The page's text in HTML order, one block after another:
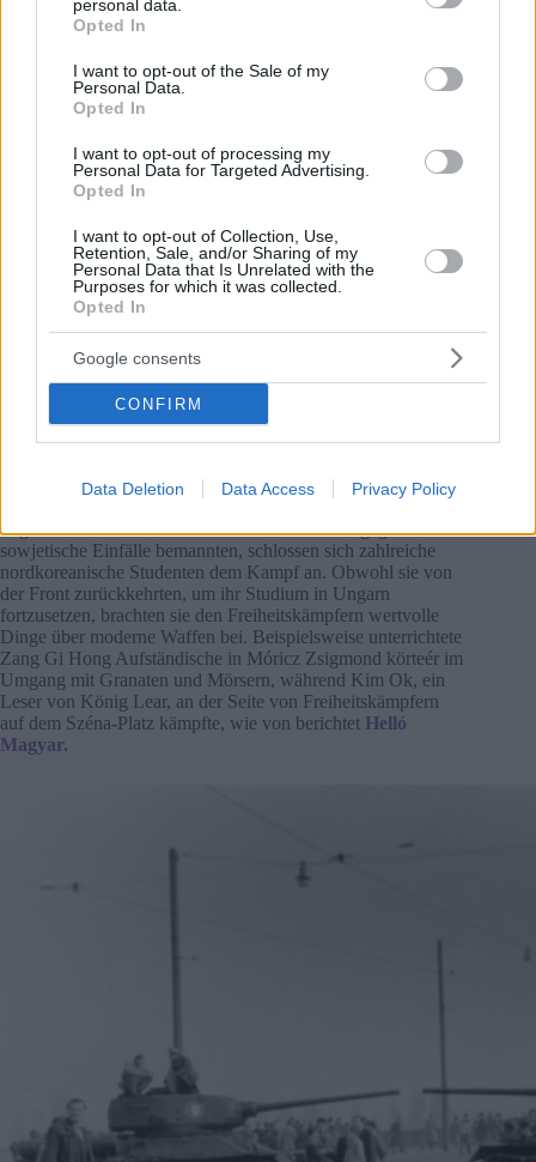
grant or deny consent to Google and its third-party tags to
use your data for below specified purposes in below Google
consent section.
personal data.
Opted In
I want to opt-out of the Sale of my
Personal Data.
Opted In
I want to opt-out of processing my
Personal Data for Targeted Advertising.
Opted In
I want to opt-out of Collection, Use,
Retention, Sale, and/or Sharing of my
Personal Data that Is Unrelated with the
Purposes for which it was collected.
Opted In
Google consents
CONFIRM
Data Deletion Data Access Privacy Policy
Im Laufe der Zeit beherrschten viele koreanische Studenten
Ungarisch und schmiedeten Freundschaften in Ungarn, die
im Gegensatz zu Nordkoreas anhaltender Armut,
Kriegsführung und brutaler Diktatur standen.
Nordkoreanische Studenten sammeln sich mit den
ungarischer Arbeiter und Studenten Barrikaden gegen
sowjetische Einfälle bemannten, schlossen sich zahlreiche
nordkoreanische Studenten dem Kampf an. Obwohl sie von
der Front zurückkehrten, um ihr Studium in Ungarn
fortzusetzen, brachten sie den Freiheitskämpfern wertvolle
Dinge über moderne Waffen bei. Beispielsweise unterrichtete
Zang Gi Hong Aufständische in Móricz Zsigmond körteér im
Umgang mit Granaten und Mörsern, während Kim Ok, ein
Leser von König Lear, an der Seite von Freiheitskämpfern
auf dem Széna-Platz kämpfte, wie von berichtet Helló
Magyar.